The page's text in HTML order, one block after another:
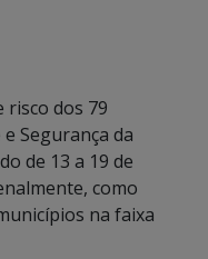
risco dos 79
Segurança da
de 13 a 19 de
como
na faixa